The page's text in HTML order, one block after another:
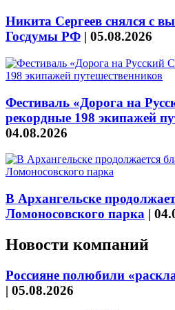
Никита Сергеев снялся с
Госдумы РФ | 05.08.2026
Фестиваль «Дорога на
рекордные 198 экипажей
04.08.2026
В Архангельске
Ломоносовского парка |
Новости компаний
Россияне полюбили
| 05.08.2026